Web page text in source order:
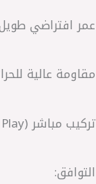
عمر افتراضي
مقاومة عالية
تركيب مباشر (Plug & Play)
التوافق: